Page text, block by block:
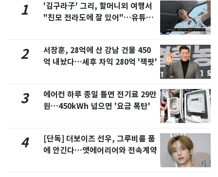
1
'김구라子' 그리, 할머니외 여행서
"친모 전라도에 잘 있어"…유튜브
2
서장훈, 28억에 산 강남 건물 450
억 내놨다…세후 차익 280억 '잭팟'
3
에어컨 하루 종일 틀면 전기료 29만
원…450kWh 넘으면 '요금 폭탄'
4
[단독] 더보이즈 선우, 그루비룸 품
에 안긴다…앳에어리어와 전속계약